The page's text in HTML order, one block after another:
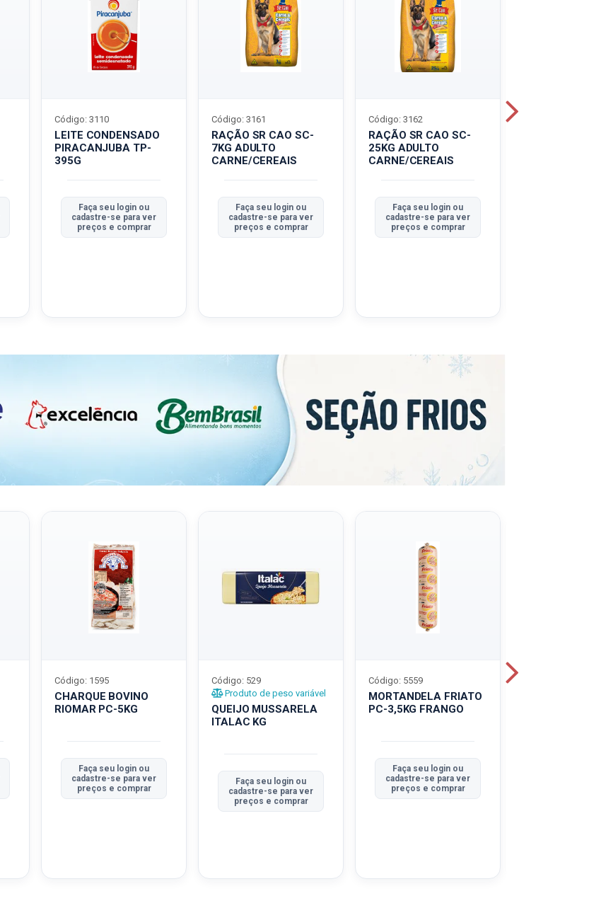
LEITE CONDENSADO
PIRACANJUBA TP-
395G
Código: 3110
Faça seu login ou
cadastre-se para ver
preços e comprar
RAÇÃO SR CAO SC-
7KG ADULTO
CARNE/CEREAIS
Código: 3161
Faça seu login ou
cadastre-se para ver
preços e comprar
RAÇÃO SR CAO SC-
25KG ADULTO
CARNE/CEREAIS
Código: 3162
Faça seu login ou
cadastre-se para ver
preços e comprar
CHARQUE BOVINO
RIOMAR PC-5KG
Código: 1595
Faça seu login ou
cadastre-se para ver
preços e comprar
QUEIJO MUSSARELA
ITALAC KG
Código: 529
Produto de peso variável
Faça seu login ou
cadastre-se para ver
preços e comprar
MORTANDELA FRIATO
PC-3,5KG FRANGO
Código: 5559
Faça seu login ou
cadastre-se para ver
preços e comprar